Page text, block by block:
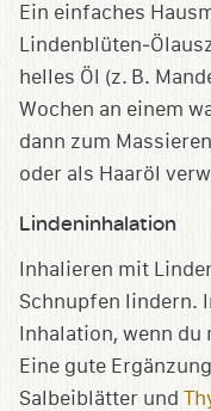
Ein einfaches
helles Öl (z. B.
Wochen an einem
dann zum
oder als Haaröl
Lindeninhalation
Inhalieren mit
Schnupfen lindern.
Inhalation, wenn
Eine gute
Salbeiblätter und